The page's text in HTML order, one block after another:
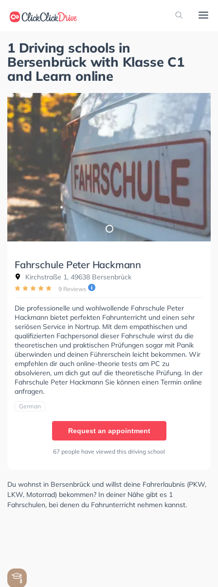
1 Driving schools in
Bersenbrück with Klasse C1
and Learn online
Fahrschule Peter Hackmann
Kirchstraße 1, 49638 Bersenbrück
9 Reviews
Die professionelle und wohlwollende Fahrschule Peter
Hackmann bietet perfekten Fahrunterricht und einen sehr
seriösen Service in Nortrup. Mit dem empathischen und
qualifizierten Fachpersonal dieser Fahrschule wirst du die
theoretischen und praktischen Prüfungen sogar mit Panik
überwinden und deinen Führerschein leicht bekommen. Wir
empfehlen dir auch online-theorie tests am PC zu
absolvieren, um dich gut auf die theoretische Prüfung. In der
Fahrschule Peter Hackmann Sie können einen Termin online
anfragen.
German
Request an appointment
67 people have viewed this driving school
Du wohnst in Bersenbrück und willst deine Fahrerlaubnis (PKW,
LKW, Motorrad) bekommen? In deiner Nähe gibt es 1
Fahrschulen, bei denen du Fahrunterricht nehmen kannst.